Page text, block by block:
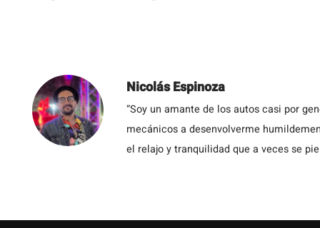
Nicolás Espinoza
“Soy un amante de los autos casi por
mecánicos a desenvolverme
el relajo y tranquilidad que a veces se